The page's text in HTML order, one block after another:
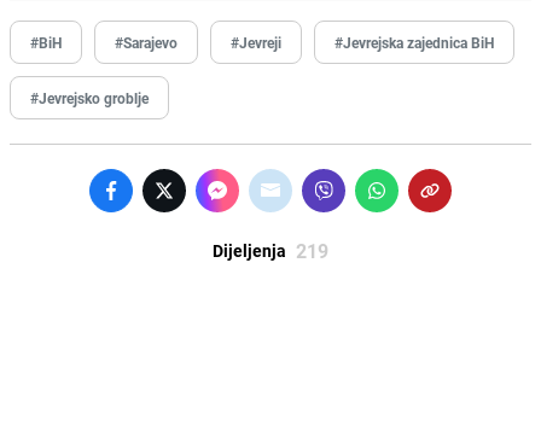
#BiH #Sarajevo #Jevreji #Jevrejska zajednica BiH
#Jevrejsko groblje
Dijeljenja 219